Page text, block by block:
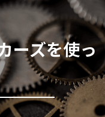
ーズを使っ